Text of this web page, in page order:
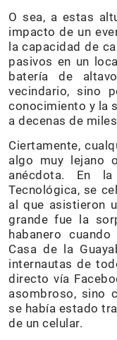
O sea, a estas
impacto de un
la capacidad de
pasivos en un
batería de
vecindario, sino
conocimiento y la
a decenas de
Ciertamente,
algo muy lejano
anécdota. En
Tecnológica, se
al que asistieron
grande fue la
habanero
Casa de la
internautas de
directo vía
asombroso, sino
se había estado
de un celular.